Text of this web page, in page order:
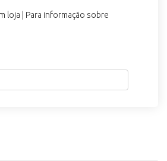
loja | Para informação sobre